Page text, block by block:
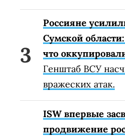
Россияне
Сумской
что
Генштаб ВСУ
вражеских атак.
ISW впервые
продвижение